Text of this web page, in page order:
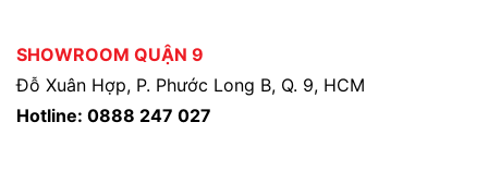
SHOWROOM QUẬN 9
Đỗ Xuân Hợp, P. Phước Long B, Q. 9, HCM
Hotline: 0888 247 027